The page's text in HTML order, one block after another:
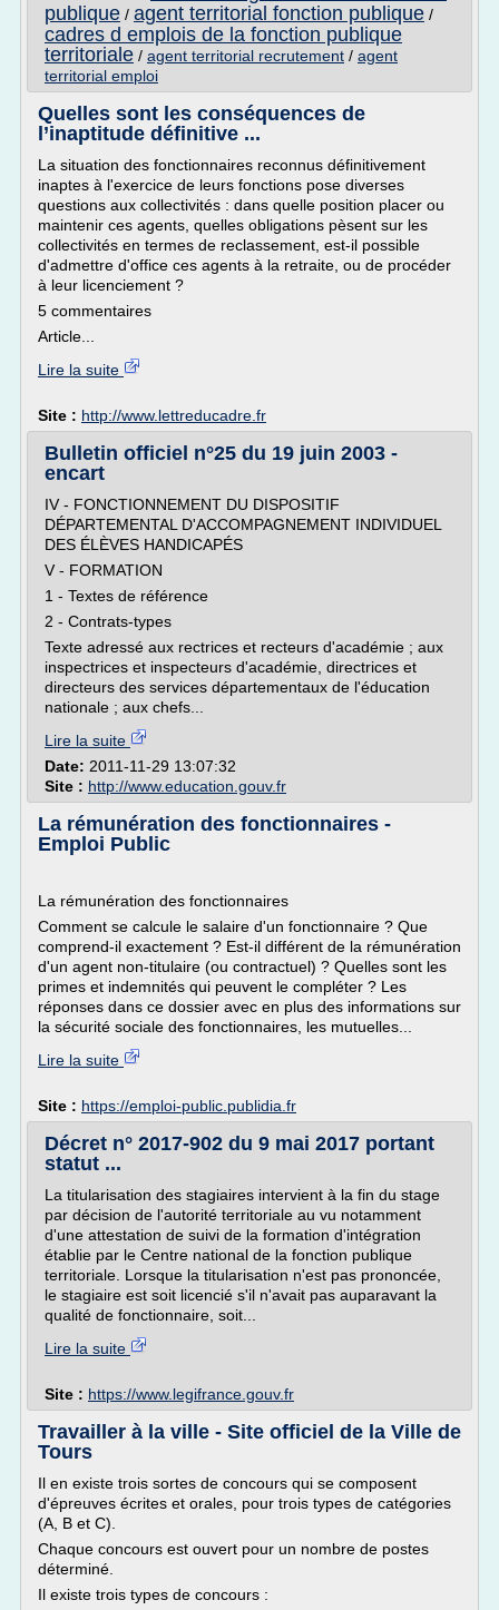
publique / agent territorial fonction publique /
cadres d emplois de la fonction publique
territoriale / agent territorial recrutement / agent
territorial emploi
Quelles sont les conséquences de
l’inaptitude définitive ...
La situation des fonctionnaires reconnus définitivement
inaptes à l'exercice de leurs fonctions pose diverses
questions aux collectivités : dans quelle position placer ou
maintenir ces agents, quelles obligations pèsent sur les
collectivités en termes de reclassement, est-il possible
d'admettre d'office ces agents à la retraite, ou de procéder
à leur licenciement ?
5 commentaires
Article...
Lire la suite
Site : http://www.lettreducadre.fr
Bulletin officiel n°25 du 19 juin 2003 -
encart
IV - FONCTIONNEMENT DU DISPOSITIF
DÉPARTEMENTAL D'ACCOMPAGNEMENT INDIVIDUEL
DES ÉLÈVES HANDICAPÉS
V - FORMATION
1 - Textes de référence
2 - Contrats-types
Texte adressé aux rectrices et recteurs d'académie ; aux
inspectrices et inspecteurs d'académie, directrices et
directeurs des services départementaux de l'éducation
nationale ; aux chefs...
Lire la suite
Date: 2011-11-29 13:07:32
Site : http://www.education.gouv.fr
La rémunération des fonctionnaires -
Emploi Public
La rémunération des fonctionnaires
Comment se calcule le salaire d'un fonctionnaire ? Que
comprend-il exactement ? Est-il différent de la rémunération
d'un agent non-titulaire (ou contractuel) ? Quelles sont les
primes et indemnités qui peuvent le compléter ? Les
réponses dans ce dossier avec en plus des informations sur
la sécurité sociale des fonctionnaires, les mutuelles...
Lire la suite
Site : https://emploi-public.publidia.fr
Décret n° 2017-902 du 9 mai 2017 portant
statut ...
La titularisation des stagiaires intervient à la fin du stage
par décision de l'autorité territoriale au vu notamment
d'une attestation de suivi de la formation d'intégration
établie par le Centre national de la fonction publique
territoriale. Lorsque la titularisation n'est pas prononcée,
le stagiaire est soit licencié s'il n'avait pas auparavant la
qualité de fonctionnaire, soit...
Lire la suite
Site : https://www.legifrance.gouv.fr
Travailler à la ville - Site officiel de la Ville de
Tours
Il en existe trois sortes de concours qui se composent
d'épreuves écrites et orales, pour trois types de catégories
(A, B et C).
Chaque concours est ouvert pour un nombre de postes
déterminé.
Il existe trois types de concours :